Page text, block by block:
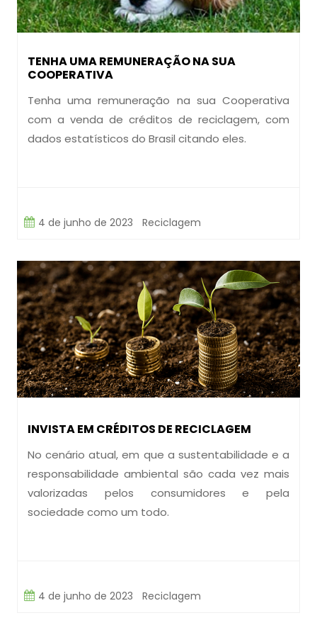
TENHA UMA REMUNERAÇÃO NA SUA
COOPERATIVA
Tenha uma remuneração na sua Cooperativa
com a venda de créditos de reciclagem, com
dados estatísticos do Brasil citando eles.
4 de junho de 2023 Reciclagem
INVISTA EM CRÉDITOS DE RECICLAGEM
No cenário atual, em que a sustentabilidade e a
responsabilidade ambiental são cada vez mais
valorizadas pelos consumidores e pela
sociedade como um todo.
4 de junho de 2023 Reciclagem